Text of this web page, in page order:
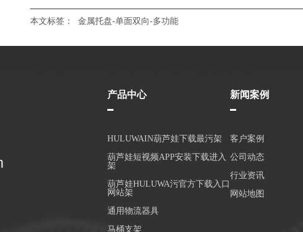
本文标签： 金属托盘-单面双向-多功能
产品中心
HULUWAIN葫芦娃下载最污架
葫芦娃短视频APP安装下载进入
架
葫芦娃HULUWA污官方下载入口
网站架
通用物流器具
马桶支架
新闻案例
客户案例
公司动态
行业资讯
网站地图